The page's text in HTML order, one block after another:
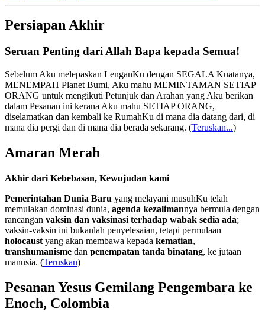
Persiapan Akhir
Seruan Penting dari Allah Bapa kepada Semua!
Sebelum Aku melepaskan LenganKu dengan SEGALA Kuatanya,
MENEMPAH Planet Bumi, Aku mahu MEMINTAMAN SETIAP
ORANG untuk mengikuti Petunjuk dan Arahan yang Aku berikan
dalam Pesanan ini kerana Aku mahu SETIAP ORANG,
diselamatkan dan kembali ke RumahKu di mana dia datang dari, di
mana dia pergi dan di mana dia berada sekarang. (Teruskan...)
Amaran Merah
Akhir dari Kebebasan, Kewujudan kami
Pemerintahan Dunia Baru yang melayani musuhKu telah
memulakan dominasi dunia, agenda kezalimannya bermula dengan
rancangan vaksin dan vaksinasi terhadap wabak sedia ada;
vaksin-vaksin ini bukanlah penyelesaian, tetapi permulaan
holocaust yang akan membawa kepada kematian,
transhumanisme dan penempatan tanda binatang, ke jutaan
manusia. (Teruskan)
Pesanan Yesus Gemilang Pengembara ke
Enoch, Colombia